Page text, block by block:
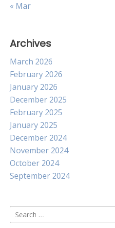
« Mar
Archives
March 2026
February 2026
January 2026
December 2025
February 2025
January 2025
December 2024
November 2024
October 2024
September 2024
Search
for: